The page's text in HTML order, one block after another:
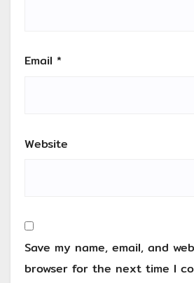
Email *
Website
Save my name, email, and
browser for the next time I